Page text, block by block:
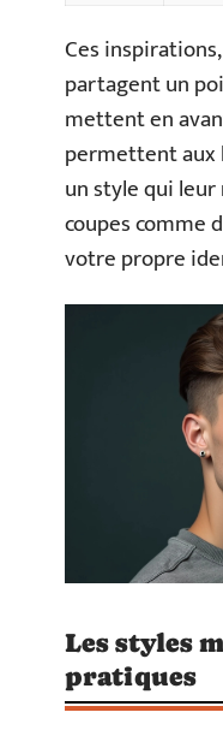
Ces
partagent un
mettent en
permettent aux
un style qui leur
coupes comme
votre propre
Les styles
pratiques